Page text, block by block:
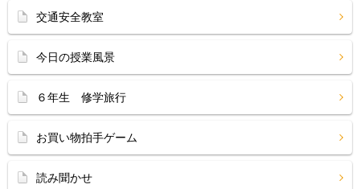
交通安全教室
今日の授業風景
６年生 修学旅行
お買い物拍手ゲーム
読み聞かせ